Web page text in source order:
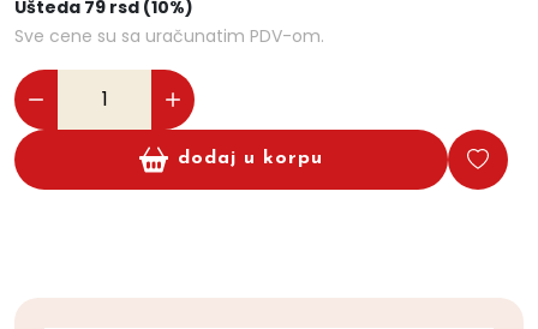
Ušteda 79 rsd (10%)
Sve cene su sa uračunatim PDV-om.
dodaj u korpu